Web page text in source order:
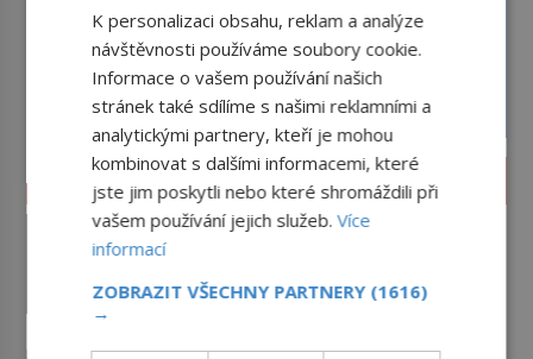
VĚDA A TECHNIKA
Výbuch, muzeum a promenáda
nejslavnějších raketoplánů
Ani zima nezkazí přítomným
slavnostní okamžik. Se slunečními
která má do vesmíru vynést kromě
K personalizaci obsahu, reklam a analýze
návštěvnosti používáme soubory cookie.
Informace o vašem používání našich
stránek také sdílíme s našimi reklamními a
analytickými partnery, kteří je mohou
kombinovat s dalšími informacemi, které
jste jim poskytli nebo které shromáždili při
vašem používání jejich služeb.Více
informací
ZOBRAZIT VŠECHNY PARTNERY (1616)
→